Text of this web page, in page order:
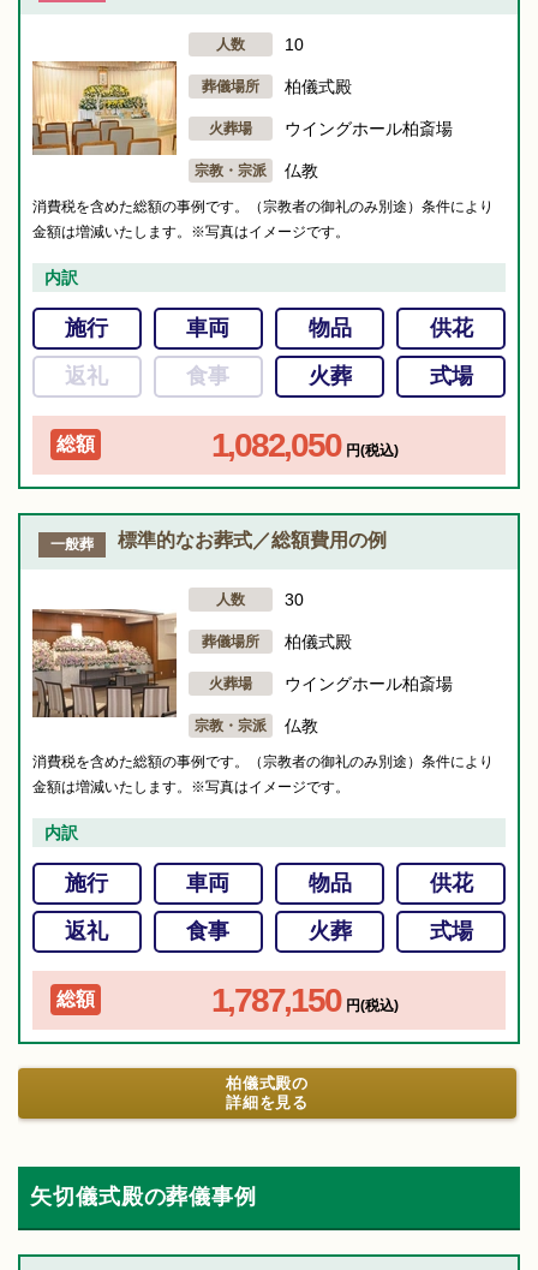
人数 10
葬儀場所 柏儀式殿
火葬場 ウイングホール柏斎場
宗教・宗派 仏教
消費税を含めた総額の事例です。（宗教者の御礼のみ別途）条件により
金額は増減いたします。※写真はイメージです。
内訳
施行 車両 物品
供花
返礼
食事 火葬 式場
総額 1,082,050 円(税込)
一般葬 標準的なお葬式／総額費用の例
人数 30
葬儀場所 柏儀式殿
火葬場 ウイングホール柏斎場
宗教・宗派 仏教
消費税を含めた総額の事例です。（宗教者の御礼のみ別途）条件により
金額は増減いたします。※写真はイメージです。
内訳
施行 車両 物品
供花
返礼
食事 火葬 式場
総額 1,787,150 円(税込)
柏儀式殿の
詳細を見る
矢切儀式殿の葬儀事例